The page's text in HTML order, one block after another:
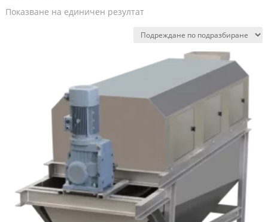
Показване на единичен резултат